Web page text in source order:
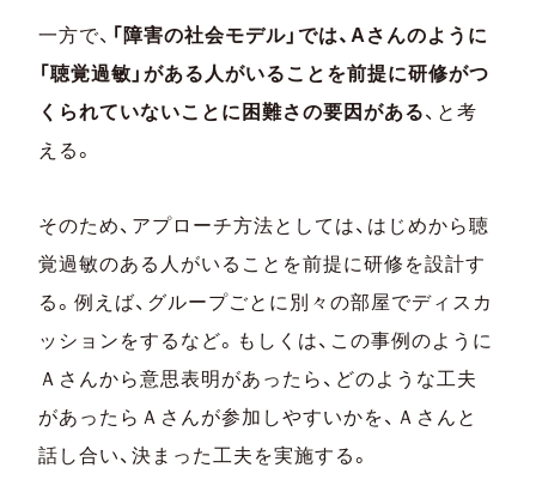
一方で、 「障害の社会モデル」では、Aさんのように
「聴覚過敏」がある人がいることを前提に研修がつ
くられていないことに困難さの要因がある、と考
える。
そのため、アプローチ方法としては、はじめから聴
覚過敏のある人がいることを前提に研修を設計す
る。例えば、グループごとに別々の部屋でディスカ
ッションをするなど。もしくは、この事例のように
Ａさんから意思表明があったら、どのような工夫
があったらＡさんが参加しやすいかを、Ａさんと
話し合い、決まった工夫を実施する。